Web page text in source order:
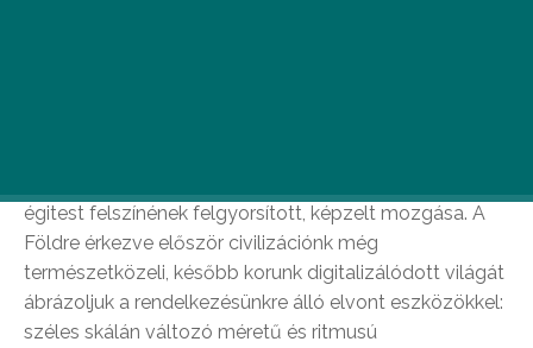
égitest felszínének felgyorsított, képzelt mozgása. A
Földre érkezve először civilizációnk még
természetközeli, később korunk digitalizálódott világát
ábrázoljuk a rendelkezésünkre álló elvont eszközökkel:
széles skálán változó méretű és ritmusú